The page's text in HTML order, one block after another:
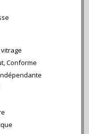
vitrage
Conforme